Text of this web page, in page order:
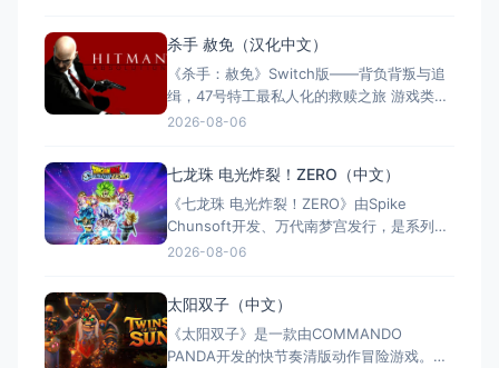
程，Switch版售价$21.99。Steam玩家评
测"多半好评"，好评率85%，以创意谜题与扎
实的打击
杀手 赦免（汉化中文）
《杀手：赦免》Switch版——背负背叛与追
缉，47号特工最私人化的救赎之旅 游戏类
型：动作冒险类（第三人称潜行暗杀 × 动作
称：杀手：赦免（官方繁体中文定名） 美国
名称：Hitman: Absoluti
2026-08-06
七龙珠 电光炸裂！ZERO（中文）
《七龙珠 电光炸裂！ZERO》由Spike
Chunsoft开发、万代南梦宫发行，是系列暌
违17年的正统续作。Switch及Switch 2双平
的高速3D格斗为核心，支持体感操控与全区
中文，融合故事、竞技与创作多种模式。
2026-08-06
太阳双子（中文）
《太阳双子》是一款由COMMANDO
PANDA开发的快节奏清版动作冒险游戏。双